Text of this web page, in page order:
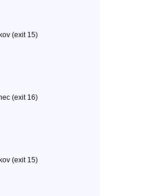
(exit 15)
(exit 16)
(exit 15)